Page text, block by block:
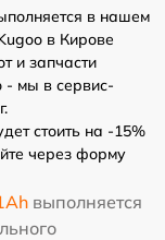
в нашем
в Кирове
и запчасти
- мы в сервис-
стоить на -15%
через форму
выполняется